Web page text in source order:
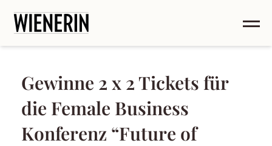
Gewinne 2 x 2 Tickets für
die Female Business
Konferenz “Future of